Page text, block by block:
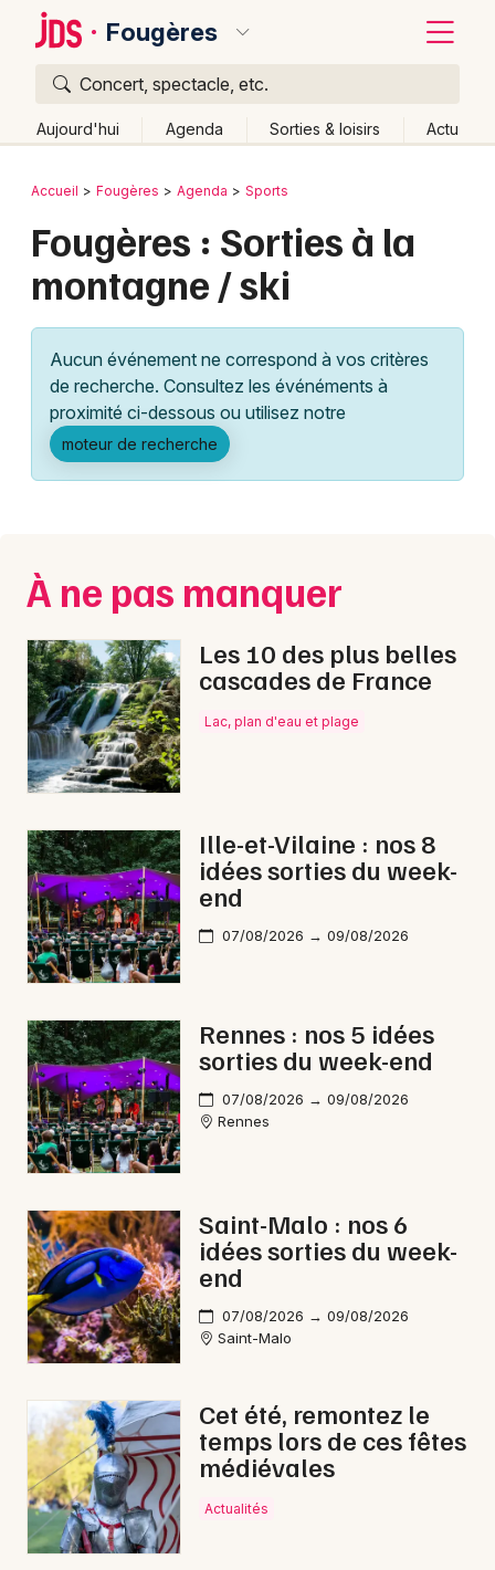
Fougères
Concert, spectacle, etc.
Aujourd'hui Agenda Sorties & loisirs Actu
Publier un événement
Grands événements
Activité & Expérience
Manifestations
Foires & salons
Concerts
Sports
Soirées
Sorties famille
Sorties & loisirs
Montagne en Ille-et-Vilaine
Montagne en Bretagne
Newsletter des sorties
Artistes en tournée
Actus à Fougères
Magazine à Fougères
35 - Ille-et-Vilaine
Choisir mes départements
Bordeaux
Colmar
Lille
Lyon
Marseille
Mulhouse
Nice
Paris
Strasbourg
Toulouse
Toutes les villes
Retour
Accueil Fougères Agenda Sports
Fougères : Sorties à la
montagne / ski
Aucun événement ne correspond à vos critères
de recherche. Consultez les événéments à
proximité ci-dessous ou utilisez notre
moteur de recherche
À ne pas manquer
Les 10 des plus belles
cascades de France
Lac, plan d'eau et plage
Ille-et-Vilaine : nos 8
idées sorties du week-
end
07/08/2026 → 09/08/2026
Rennes : nos 5 idées
sorties du week-end
07/08/2026 → 09/08/2026
Rennes
Saint-Malo : nos 6
idées sorties du week-
end
07/08/2026 → 09/08/2026
Saint-Malo
Cet été, remontez le
temps lors de ces fêtes
médiévales
Actualités
Quoi ?
Où ?
Partout
Près de moi Changer de lieu
Quand ?
Aujourd'hui
Demain Ce week-end Autre